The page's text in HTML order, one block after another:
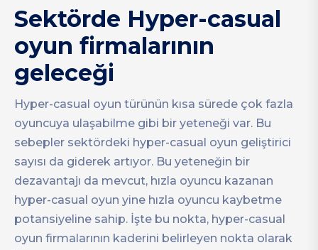
Sektörde Hyper-casual
oyun firmalarının
geleceği
Hyper-casual oyun türünün kısa sürede çok fazla
oyuncuya ulaşabilme gibi bir yeteneği var. Bu
sebepler sektördeki hyper-casual oyun geliştirici
sayısı da giderek artıyor. Bu yeteneğin bir
dezavantajı da mevcut, hızla oyuncu kazanan
hyper-casual oyun yine hızla oyuncu kaybetme
potansiyeline sahip. İşte bu nokta, hyper-casual
oyun firmalarının kaderini belirleyen nokta olarak